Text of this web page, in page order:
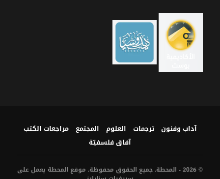
آداب وفنون ترجمات العلوم المجتمع
مراجعات الكتب
آفاق فلسفيّة‎
© 2026 - المحطة. جميع الحقوق محفوظة. موقع المحطة يعمل على